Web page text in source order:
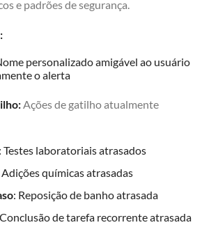
e padrões de segurança.
personalizado amigável ao usuário
o alerta
Ações de gatilho atualmente
: Testes laboratoriais atrasados
Adições químicas atrasadas
: Reposição de banho atrasada
de tarefa recorrente atrasada